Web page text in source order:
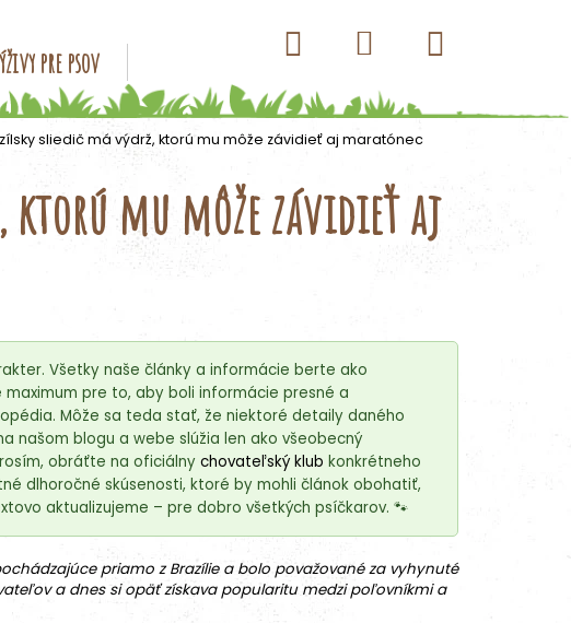
pre psov Konzervy pre psov Kapsičky pre psov
Hľadať Prihlásenie
košík
sliedič má výdrž, ktorú mu môže závidieť aj maratónec
ktorú mu môže závidieť aj
Všetky naše články a informácie berte ako
pre to, aby boli informácie presné a
Môže sa teda stať, že niektoré detaily daného
našom blogu a webe slúžia len ako všeobecný
obráťte na oficiálny chovateľský klub konkrétneho
dlhoročné skúsenosti, ktoré by mohli článok obohatiť,
aktualizujeme – pre dobro všetkých psíčkarov. 🐾
priamo z Brazílie a bolo považované za vyhynuté
a dnes si opäť získava popularitu medzi poľovníkmi a